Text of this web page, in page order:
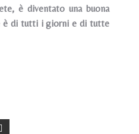
è diventato una buona
è di tutti i giorni e di tutte